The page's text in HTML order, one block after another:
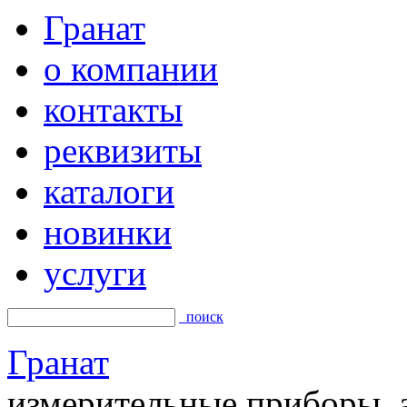
Гранат
о компании
контакты
реквизиты
каталоги
новинки
услуги
поиск
Гранат